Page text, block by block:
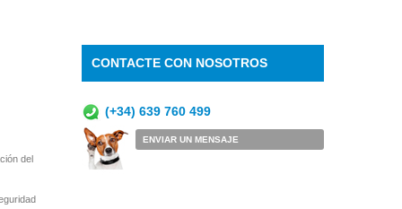
del
CONTACTE CON NOSOTROS
(+34) 639 760 499
ENVIAR UN MENSAJE